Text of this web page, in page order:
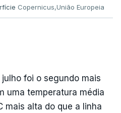
Copernicus,União Europeia
foi o segundo mais
uma temperatura média
mais alta do que a linha